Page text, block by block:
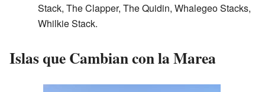
Stack, The Clapper, The Quidin, Whalegeo Stacks,
Whilkie Stack.
Islas que Cambian con la Marea